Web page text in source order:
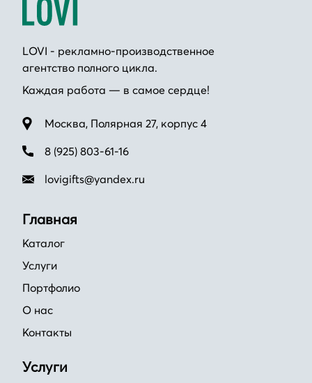
LOVI - рекламно-производственное
агентство полного цикла.
Каждая работа — в самое сердце!
Москва, Полярная 27, корпус 4
8 (925) 803-61-16
lovigifts@yandex.ru
Главная
Каталог
Услуги
Портфолио
О нас
Контакты
Услуги